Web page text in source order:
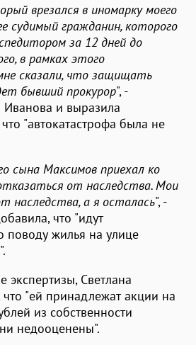
врезался в иномарку моего
судимый гражданин, которого
за 12 дней до
в рамках этого
сказали, что защищать
бывший прокурор", -
Иванова и выразила
"автокатастрофа была не
сына Максимов приехал ко
от наследства. Мои
наследства, а я осталась", -
что "идут
поводу жилья на улице
экспертизы, Светлана
"ей принадлежат акции на
из собственности
недооценены".